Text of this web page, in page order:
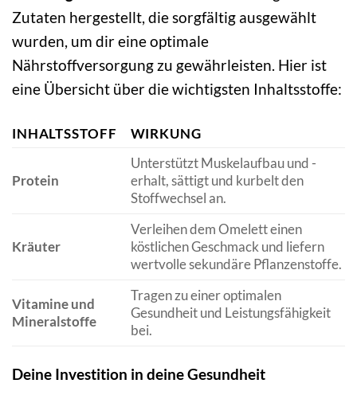
Zutaten hergestellt, die sorgfältig ausgewählt
wurden, um dir eine optimale
Nährstoffversorgung zu gewährleisten. Hier ist
eine Übersicht über die wichtigsten Inhaltsstoffe:
INHALTSSTOFF WIRKUNG
Protein
Unterstützt Muskelaufbau und -
erhalt, sättigt und kurbelt den
Stoffwechsel an.
Kräuter
Verleihen dem Omelett einen
köstlichen Geschmack und liefern
wertvolle sekundäre Pflanzenstoffe.
Vitamine und
Mineralstoffe
Tragen zu einer optimalen
Gesundheit und Leistungsfähigkeit
bei.
Deine Investition in deine Gesundheit